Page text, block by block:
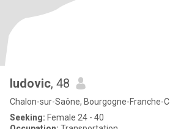
ludovic, 48
Chalon-sur-Saône, Bourgogne-Franche-
Seeking: Female 24 - 40